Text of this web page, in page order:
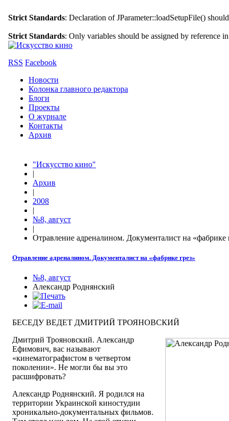
Strict Standards: Declaration of JParameter::loadSetupFile()
Strict Standards: Only variables should be assigned by reference in
RSS Facebook
Новости
Колонка главного редактора
Блоги
Проекты
О журнале
Контакты
Архив
"Искусство кино"
|
Архив
|
2008
|
№8, август
|
Отравление адреналином. Документалист на «фабрике
Отравление адреналином. Документалист на «фабрике грез»
№8, август
Александр Роднянский
БЕСЕДУ ВЕДЕТ ДМИТРИЙ ТРОЯНОВСКИЙ
Дмитрий Трояновский. Александр
Ефимович, вас называют
«кинематографистом в четвертом
поколении». Не могли бы вы это
расшифровать?
Александр Роднянский. Я родился на
территории Украинской киностудии
хроникально-документальных фильмов.